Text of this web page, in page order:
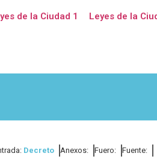
de la Ciudad 1 Leyes de la
Decreto Anexos: Fuero: Fuente: